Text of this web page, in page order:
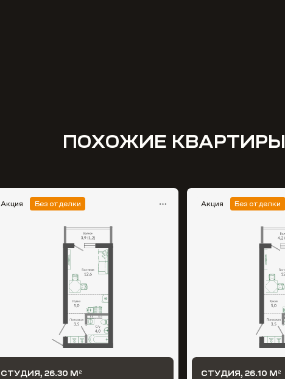
ПОХОЖИЕ КВАРТИРЫ
Акция Без отделки
СТУДИЯ, 26.30 М 2
Акция Без отделки
СТУДИЯ, 26.10 М 2